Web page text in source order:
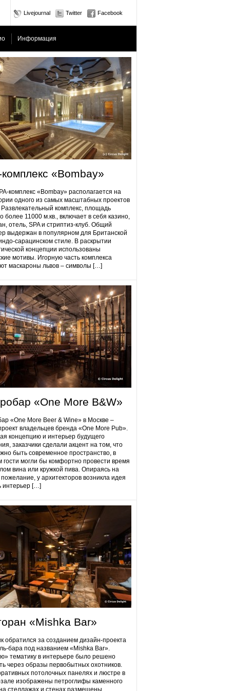
Livejournal Twitter Facebook
Информация
комплекс «Bombay»
«Bombay» располагается на
одного из самых масштабных проектов
Развлекательный комплекс, площадь
более 11000 м.кв., включает в себя казино,
отель, SPA и стриптиз-клуб. Общий
выдержан в популярном для Британской
сарацинском стиле. В раскрытии
концепции использованы
мотивы. Игорную часть комплекса
маскароны львов – символы […]
«One More B&W»
«One More Beer & Wine» в Москве –
владельцев бренда «One More Pub».
концепцию и интерьер будущего
заказчики сделали акцент на том, что
быть современное пространство, в
гости могли бы комфортно провести время
вина или кружкой пива. Опираясь на
у архитекторов возникла идея
интерьер […]
«Mishka Bar»
обратился за созданием дизайн-проекта
бара под названием «Mishka Bar».
тематику в интерьере было решено
через образы первобытных охотников.
потолочных панелях и люстре в
изображены петроглифы каменного
стеллажах и стенах размещены